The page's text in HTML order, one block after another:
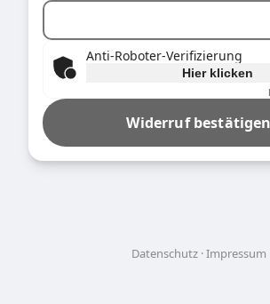
Anti-Roboter-Verifizierung
Hier klicken
Widerruf bestätigen
Datenschutz Impressum